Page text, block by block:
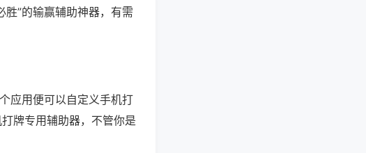
”的输赢辅助神器，有需
应用便可以自定义手机打
牌专用辅助器，不管你是